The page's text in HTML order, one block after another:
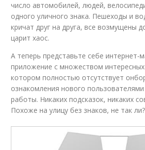
число автомобилей, людей,
одного уличного знака. Пешеходы и
кричат друг на друга, все возмущены
царит хаос.
А теперь представьте себе интернет-
приложение с множеством
котором полностью отсутствует
ознакомления нового
работы. Никаких подсказок, никаких
Похоже на улицу без знаков, не так ли?